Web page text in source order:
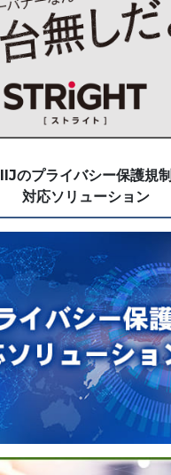
IIJのプライバシー保護規制
対応ソリューション